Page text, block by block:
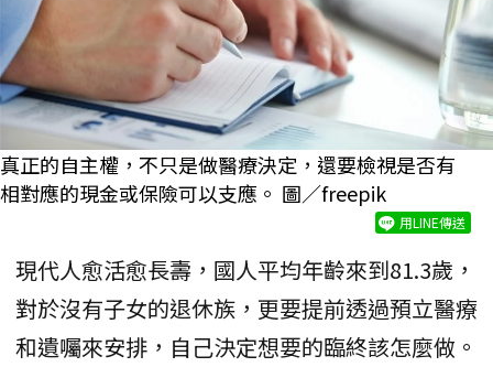
真正的自主權，不只是做醫療決定，還要檢視是否有
相對應的現金或保險可以支應。 圖／freepik
用LINE傳送
現代人愈活愈長壽，國人平均年齡來到81.3歲，
對於沒有子女的退休族，更要提前透過預立醫療
和遺囑來安排，自己決定想要的臨終該怎麼做。